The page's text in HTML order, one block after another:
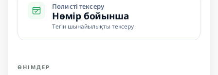
Полисті тексеру
Нөмір бойынша
Тегін шынайылықты тексеру
ӨНІМДЕР